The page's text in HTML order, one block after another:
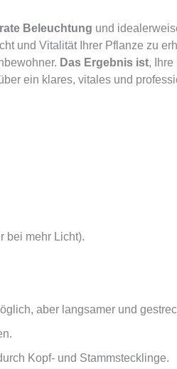
Beleuchtung und
und Vitalität Ihrer Pflanze zu
Das Ergebnis ist,
ein klares, vitales und
bei mehr Licht).
aber langsamer und
Kopf- und Stammstecklinge.